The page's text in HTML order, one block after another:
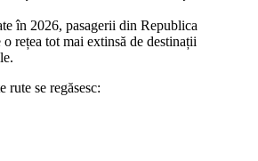
în 2026, pasagerii din Republica
rețea tot mai extinsă de destinații
rute se regăsesc: